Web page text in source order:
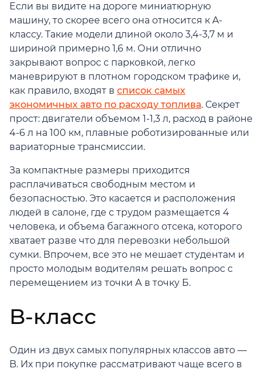
Если вы видите на дороге миниатюрную
машину, то скорее всего она относится к A-
классу. Такие модели длиной около 3,4-3,7 м и
шириной примерно 1,6 м. Они отлично
закрывают вопрос с парковкой, легко
маневрируют в плотном городском трафике и,
как правило, входят в список самых
экономичных авто по расходу топлива. Секрет
прост: двигатели объемом 1-1,3 л, расход в районе
4-6 л на 100 км, плавные роботизированные или
вариаторные трансмиссии.
За компактные размеры приходится
расплачиваться свободным местом и
безопасностью. Это касается и расположения
людей в салоне, где с трудом размещается 4
человека, и объема багажного отсека, которого
хватает разве что для перевозки небольшой
сумки. Впрочем, все это не мешает студентам и
просто молодым водителям решать вопрос с
перемещением из точки А в точку Б.
B-класс
Один из двух самых популярных классов авто —
B. Их при покупке рассматривают чаще всего в